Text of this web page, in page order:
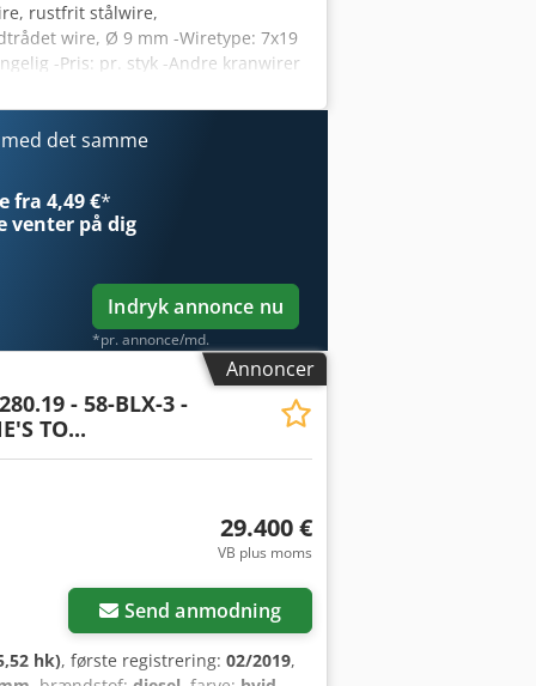
rustfrit stålwire,
wire, Ø 9 mm -Wiretype: 7x19
-Pris: pr. styk -Andre kranwirer
det samme
fra 4,49 €*
venter på dig
Indryk annonce nu
*pr. annonce/md.
Annoncer
- 58-BLX-3 -
TO...
29.400 €
VB plus moms
Send anmodning
hk), første registrering: 02/2019,